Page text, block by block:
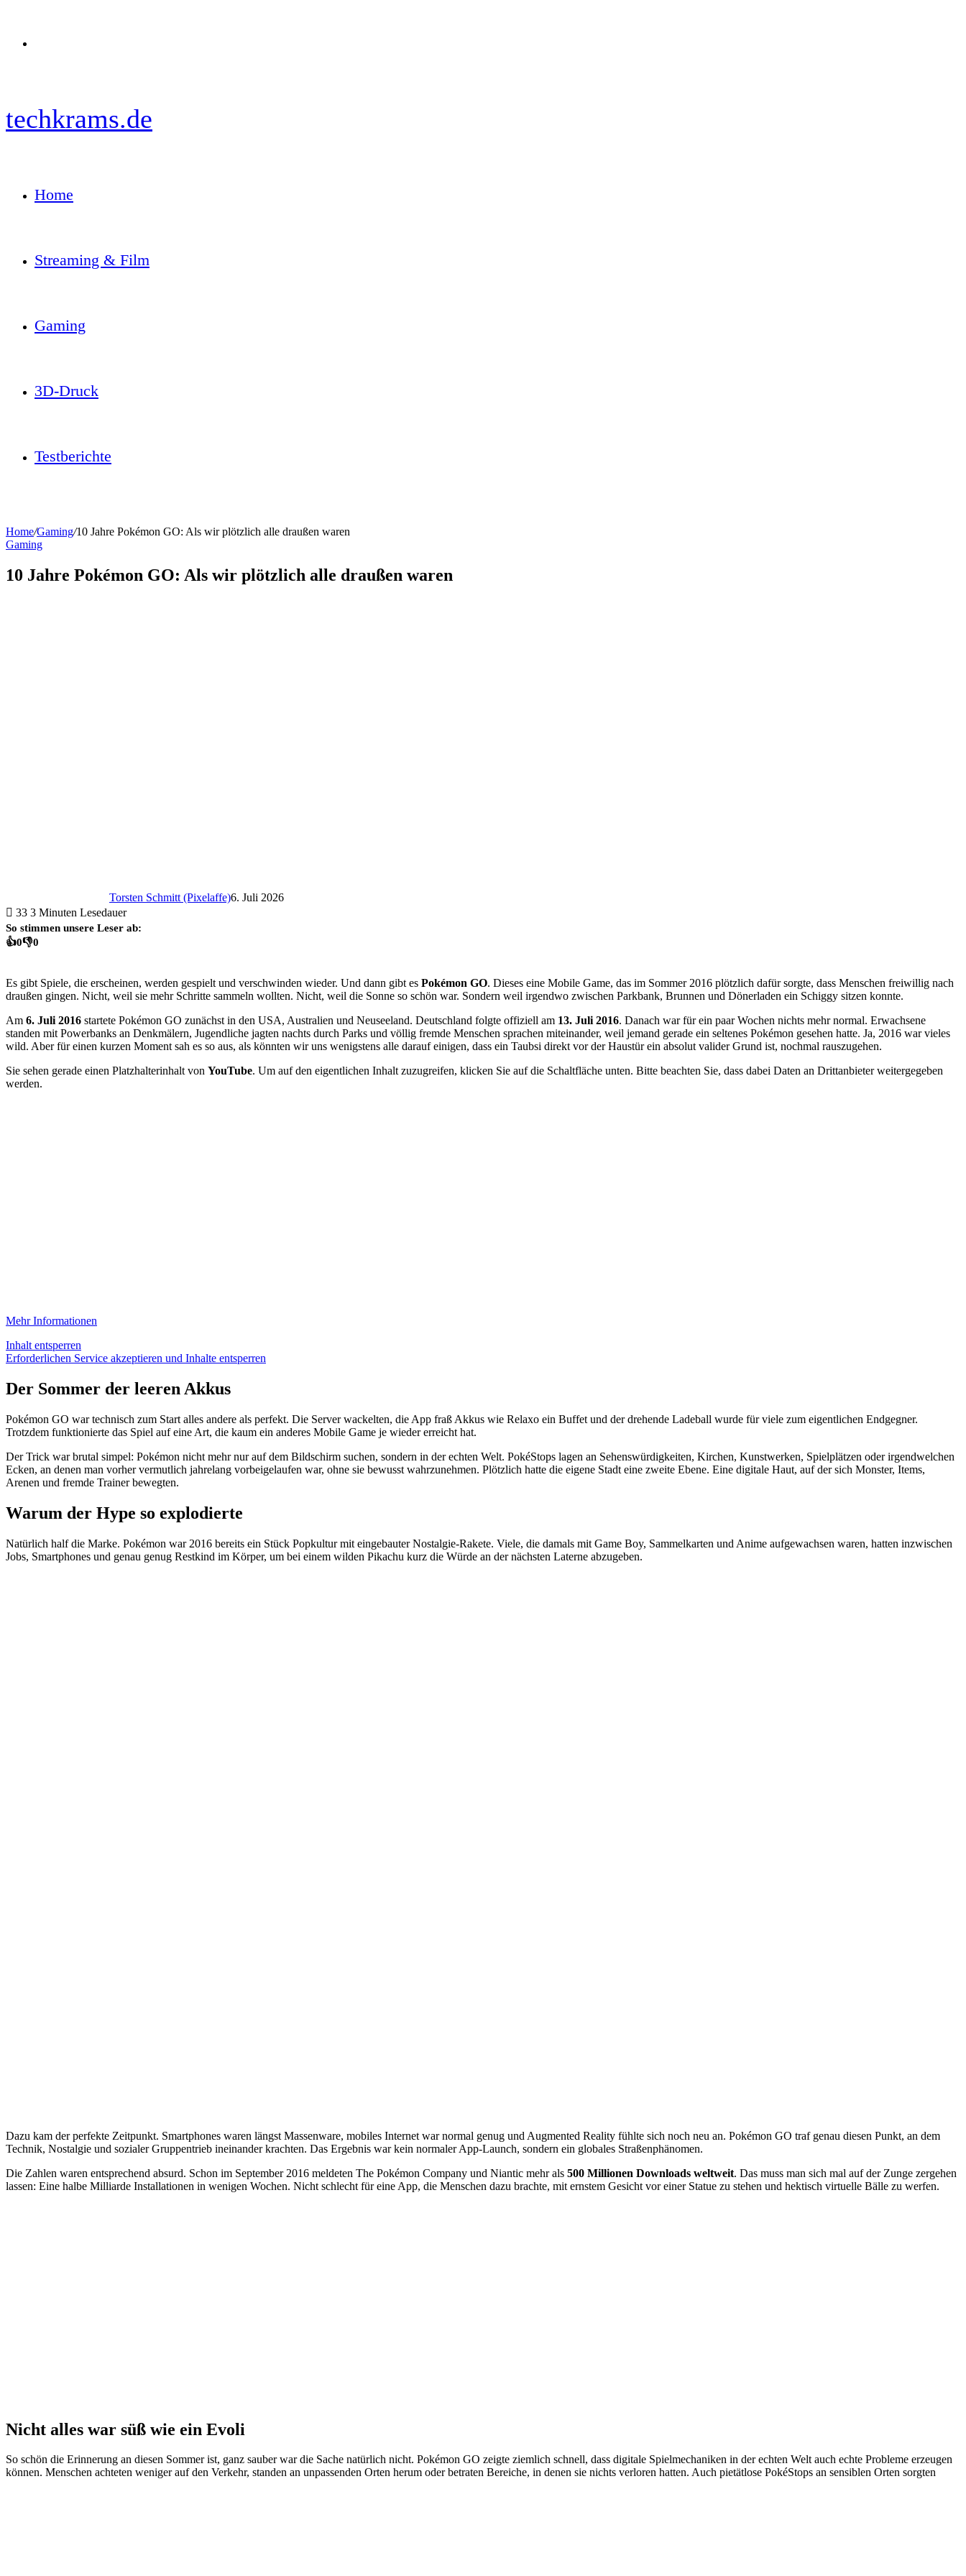
techkrams.de
Home
Streaming & Film
Gaming
3D-Druck
Testberichte
Home/Gaming/10 Jahre Pokémon GO: Als wir plötzlich alle draußen waren
Gaming
10 Jahre Pokémon GO: Als wir plötzlich alle draußen waren
Torsten Schmitt (Pixelaffe)6. Juli 2026
33 3 Minuten Lesedauer
So stimmen unsere Leser ab:
👍0👎0
Es gibt Spiele, die erscheinen, werden gespielt und verschwinden wieder. Und dann gibt es Pokémon GO. Dieses eine Mobile Game, das im Sommer 2016 plötzlich dafür sorgte, dass Menschen freiwillig nach
draußen gingen. Nicht, weil sie mehr Schritte sammeln wollten. Nicht, weil die Sonne so schön war. Sondern weil irgendwo zwischen Parkbank, Brunnen und Dönerladen ein Schiggy sitzen konnte.
Am 6. Juli 2016 startete Pokémon GO zunächst in den USA, Australien und Neuseeland. Deutschland folgte offiziell am 13. Juli 2016. Danach war für ein paar Wochen nichts mehr normal. Erwachsene
standen mit Powerbanks an Denkmälern, Jugendliche jagten nachts durch Parks und völlig fremde Menschen sprachen miteinander, weil jemand gerade ein seltenes Pokémon gesehen hatte. Ja, 2016 war vieles
wild. Aber für einen kurzen Moment sah es so aus, als könnten wir uns wenigstens alle darauf einigen, dass ein Taubsi direkt vor der Haustür ein absolut valider Grund ist, nochmal rauszugehen.
Sie sehen gerade einen Platzhalterinhalt von YouTube. Um auf den eigentlichen Inhalt zuzugreifen, klicken Sie auf die Schaltfläche unten. Bitte beachten Sie, dass dabei Daten an Drittanbieter weitergegeben
werden.
Mehr Informationen
Inhalt entsperren
Erforderlichen Service akzeptieren und Inhalte entsperren
Der Sommer der leeren Akkus
Pokémon GO war technisch zum Start alles andere als perfekt. Die Server wackelten, die App fraß Akkus wie Relaxo ein Buffet und der drehende Ladeball wurde für viele zum eigentlichen Endgegner.
Trotzdem funktionierte das Spiel auf eine Art, die kaum ein anderes Mobile Game je wieder erreicht hat.
Der Trick war brutal simpel: Pokémon nicht mehr nur auf dem Bildschirm suchen, sondern in der echten Welt. PokéStops lagen an Sehenswürdigkeiten, Kirchen, Kunstwerken, Spielplätzen oder irgendwelchen
Ecken, an denen man vorher vermutlich jahrelang vorbeigelaufen war, ohne sie bewusst wahrzunehmen. Plötzlich hatte die eigene Stadt eine zweite Ebene. Eine digitale Haut, auf der sich Monster, Items,
Arenen und fremde Trainer bewegten.
Warum der Hype so explodierte
Natürlich half die Marke. Pokémon war 2016 bereits ein Stück Popkultur mit eingebauter Nostalgie-Rakete. Viele, die damals mit Game Boy, Sammelkarten und Anime aufgewachsen waren, hatten inzwischen
Jobs, Smartphones und genau genug Restkind im Körper, um bei einem wilden Pikachu kurz die Würde an der nächsten Laterne abzugeben.
Dazu kam der perfekte Zeitpunkt. Smartphones waren längst Massenware, mobiles Internet war normal genug und Augmented Reality fühlte sich noch neu an. Pokémon GO traf genau diesen Punkt, an dem
Technik, Nostalgie und sozialer Gruppentrieb ineinander krachten. Das Ergebnis war kein normaler App-Launch, sondern ein globales Straßenphänomen.
Die Zahlen waren entsprechend absurd. Schon im September 2016 meldeten The Pokémon Company und Niantic mehr als 500 Millionen Downloads weltweit. Das muss man sich mal auf der Zunge zergehen
lassen: Eine halbe Milliarde Installationen in wenigen Wochen. Nicht schlecht für eine App, die Menschen dazu brachte, mit ernstem Gesicht vor einer Statue zu stehen und hektisch virtuelle Bälle zu werfen.
Nicht alles war süß wie ein Evoli
So schön die Erinnerung an diesen Sommer ist, ganz sauber war die Sache natürlich nicht. Pokémon GO zeigte ziemlich schnell, dass digitale Spielmechaniken in der echten Welt auch echte Probleme erzeugen
können. Menschen achteten weniger auf den Verkehr, standen an unpassenden Orten herum oder betraten Bereiche, in denen sie nichts verloren hatten. Auch pietätlose PokéStops an sensiblen Orten sorgten